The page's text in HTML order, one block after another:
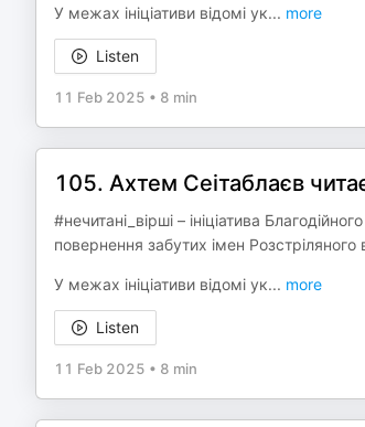
У межах ініціативи відомі ук... more
Listen
11 Feb 2025 • 8 min
105. Ахтем Сеітаблаєв
#нечитані_вірші – ініціатива
повернення забутих імен
У межах ініціативи відомі ук... more
Listen
11 Feb 2025 • 8 min